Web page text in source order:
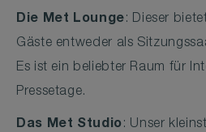
Die Met Lounge: Dieser
Gäste entweder als
Es ist ein beliebter Raum für
Pressetage.
Das Met Studio: Unser